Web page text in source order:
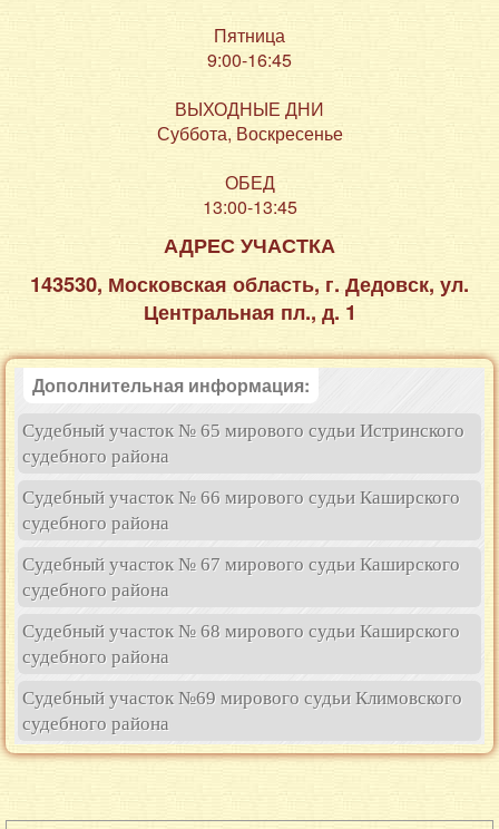
Пятница
9:00-16:45
ВЫХОДНЫЕ ДНИ
Суббота, Воскресенье
ОБЕД
13:00-13:45
АДРЕС УЧАСТКА
143530, Московская область, г. Дедовск, ул.
Центральная пл., д. 1
Дополнительная информация:
Судебный участок № 65 мирового судьи Истринского
судебного района
Судебный участок № 66 мирового судьи Каширского
судебного района
Судебный участок № 67 мирового судьи Каширского
судебного района
Судебный участок № 68 мирового судьи Каширского
судебного района
Судебный участок №69 мирового судьи Климовского
судебного района